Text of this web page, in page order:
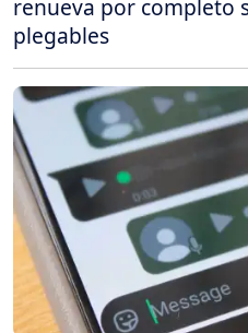
renueva por completo
plegables